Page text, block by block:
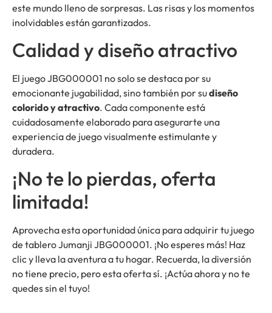
este mundo lleno de sorpresas. Las risas y los momentos
inolvidables están garantizados.
Calidad y diseño atractivo
El juego JBG000001 no solo se destaca por su
emocionante jugabilidad, sino también por sudiseño
colorido y atractivo. Cada componente está
cuidadosamente elaborado para asegurarte una
experiencia de juego visualmente estimulante y
duradera.
¡No te lo pierdas, oferta
limitada!
Aprovecha esta oportunidad única para adquirir tu juego
de tablero Jumanji JBG000001. ¡No esperes más! Haz
clic y lleva la aventura a tu hogar. Recuerda, la diversión
no tiene precio, pero esta oferta sí. ¡Actúa ahora y no te
quedes sin el tuyo!